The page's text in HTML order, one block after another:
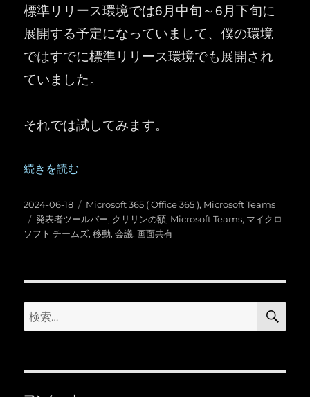
標準リリース環境では6月中旬～6月下旬に
展開する予定になっていまして、僕の環境
ではすでに標準リリース環境でも展開され
ていました。
それでは試してみます。
“Microsoft Teams ：画面共有時の発表者ツールバーがク
続きを読む
投
稿
日:
2024-06-18
カ
テ
ゴ
Microsoft 365 ( Office 365 ), Microsoft Teams
タ
グ
発表者ツールバー, クリリンの額, Microsoft Teams, マイクロ
ソフト チームズ,移動,会議,画面共有
検
索:
検